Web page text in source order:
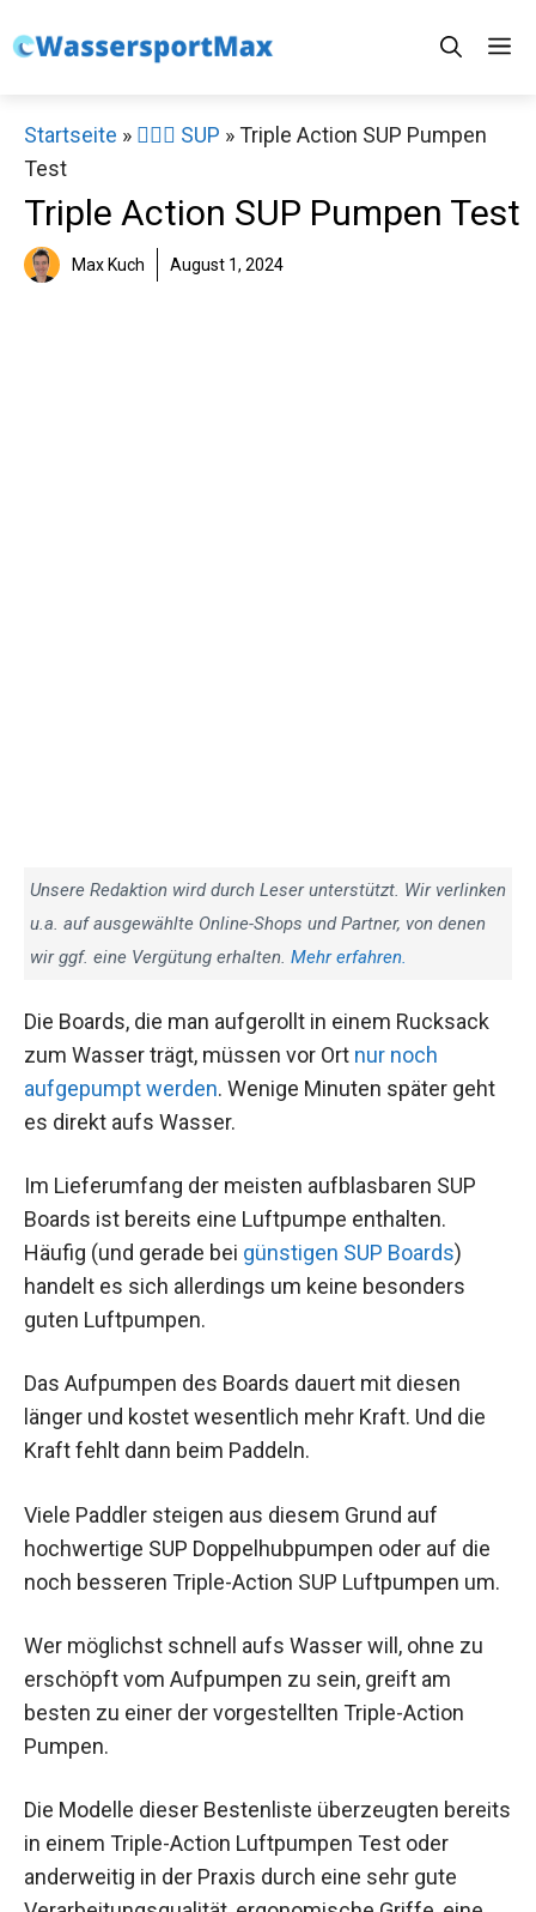
Inhalt
Startseite » 🏄‍♀️🛶 SUP »Triple Action SUP Pumpen
Test
Triple Action SUP Pumpen Test
Max Kuch August 1, 2024
Unsere Redaktion wird durch Leser unterstützt. Wir verlinken
u.a. auf ausgewählte Online-Shops und Partner, von denen
wir ggf. eine Vergütung erhalten. Mehr erfahren.
Die Boards, die man aufgerollt in einem Rucksack
zum Wasser trägt, müssen vor Ort nur noch
aufgepumpt werden. Wenige Minuten später geht
es direkt aufs Wasser.
Im Lieferumfang der meisten aufblasbaren SUP
Boards ist bereits eine Luftpumpe enthalten.
Häufig (und gerade bei günstigen SUP Boards)
handelt es sich allerdings um keine besonders
guten Luftpumpen.
Das Aufpumpen des Boards dauert mit diesen
länger und kostet wesentlich mehr Kraft. Und die
Kraft fehlt dann beim Paddeln.
Viele Paddler steigen aus diesem Grund auf
hochwertige SUP Doppelhubpumpen oder auf die
noch besseren Triple-Action SUP Luftpumpen um.
Wer möglichst schnell aufs Wasser will, ohne zu
erschöpft vom Aufpumpen zu sein, greift am
besten zu einer der vorgestellten Triple-Action
Pumpen.
Die Modelle dieser Bestenliste überzeugten bereits
in einem Triple-Action Luftpumpen Test oder
anderweitig in der Praxis durch eine sehr gute